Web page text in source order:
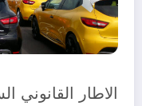
الاطار القانوني